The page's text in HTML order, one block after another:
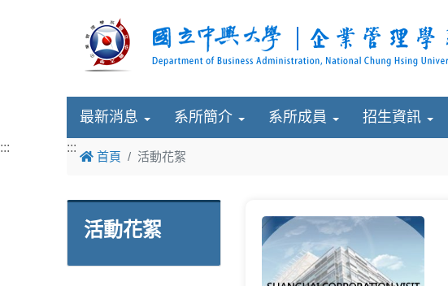
最新消息 系所簡介 系所成員 招生資訊
::: :::
首頁 活動花絮
活動花絮